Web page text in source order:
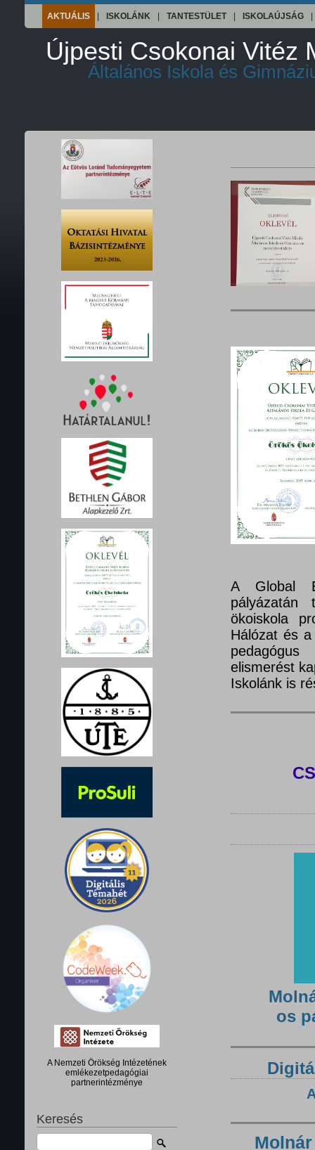
AKTUÁLIS ISKOLÁNK TANTESTÜLET ISKOLAÚJSÁG
Újpesti Csokonai Vitéz
Általános Iskola és
A Nemzeti Örökség Intézetének
emlékezetpedagógiai
partnerintézménye
Keresés
A Global
pályázatán
ökoiskola
Hálózat és
elismerést
Iskolánk is
os